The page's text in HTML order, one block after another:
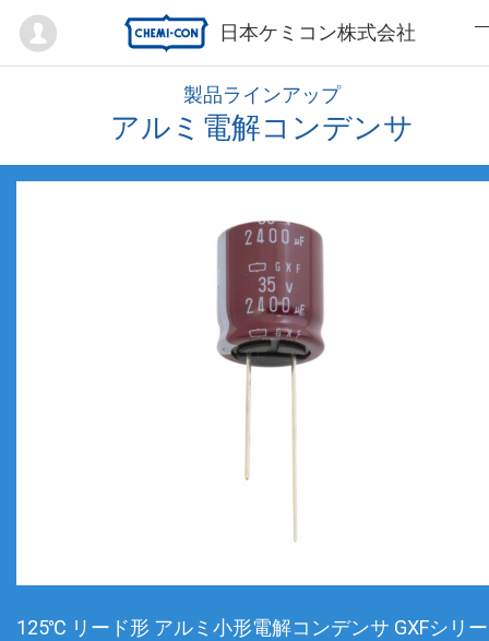
日本ケミコン株式会社
Mypage
製品ラインアップ
アルミ電解コンデンサ
125℃ リード形 アルミ小形電解コンデンサ GXFシリ